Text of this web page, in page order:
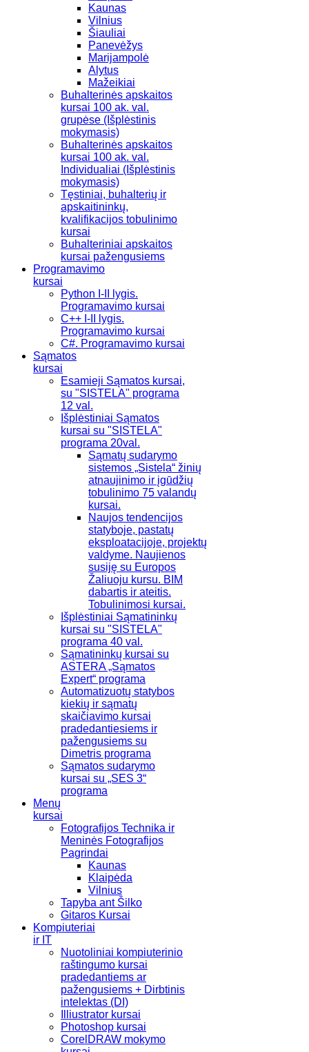
Kaunas
Vilnius
Šiauliai
Panevėžys
Marijampolė
Alytus
Mažeikiai
Buhalterinės apskaitos
kursai 100 ak. val.
grupėse (Išplėstinis
mokymasis)
Buhalterinės apskaitos
kursai 100 ak. val.
Individualiai (Išplėstinis
mokymasis)
Tęstiniai, buhalterių ir
apskaitininkų,
kvalifikacijos tobulinimo
kursai
Buhalteriniai apskaitos
kursai pažengusiems
Programavimo
kursai
Python I-II lygis.
Programavimo kursai
C++ I-II lygis.
Programavimo kursai
C#. Programavimo kursai
Sąmatos
kursai
Esamieji Sąmatos kursai,
su "SISTELA" programa
12 val.
Išplėstiniai Sąmatos
kursai su "SISTELA"
programa 20val.
Sąmatų sudarymo
sistemos „Sistela“ žinių
atnaujinimo ir įgūdžių
tobulinimo 75 valandų
kursai.
Naujos tendencijos
statyboje, pastatų
eksploatacijoje, projektų
valdyme. Naujienos
susiję su Europos
Žaliuoju kursu. BIM
dabartis ir ateitis.
Tobulinimosi kursai.
Išplėstiniai Sąmatininkų
kursai su "SISTELA"
programa 40 val.
Sąmatininkų kursai su
ASTERA „Sąmatos
Expert“ programa
Automatizuotų statybos
kiekių ir sąmatų
skaičiavimo kursai
pradedantiesiems ir
pažengusiems su
Dimetris programa
Sąmatos sudarymo
kursai su „SES 3“
programa
Menų
kursai
Fotografijos Technika ir
Meninės Fotografijos
Pagrindai
Kaunas
Klaipėda
Vilnius
Tapyba ant Šilko
Gitaros Kursai
Kompiuteriai
ir IT
Nuotoliniai kompiuterinio
raštingumo kursai
pradedantiems ar
pažengusiems + Dirbtinis
intelektas (DI)
Illiustrator kursai
Photoshop kursai
CorelDRAW mokymo